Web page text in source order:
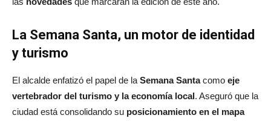
La Semana Santa, un motor de identidad
y turismo
El alcalde enfatizó el papel de la Semana Santacomo eje
vertebrador del turismo y la economía local. Aseguró que la
ciudad está consolidando su posicionamiento en el mapa